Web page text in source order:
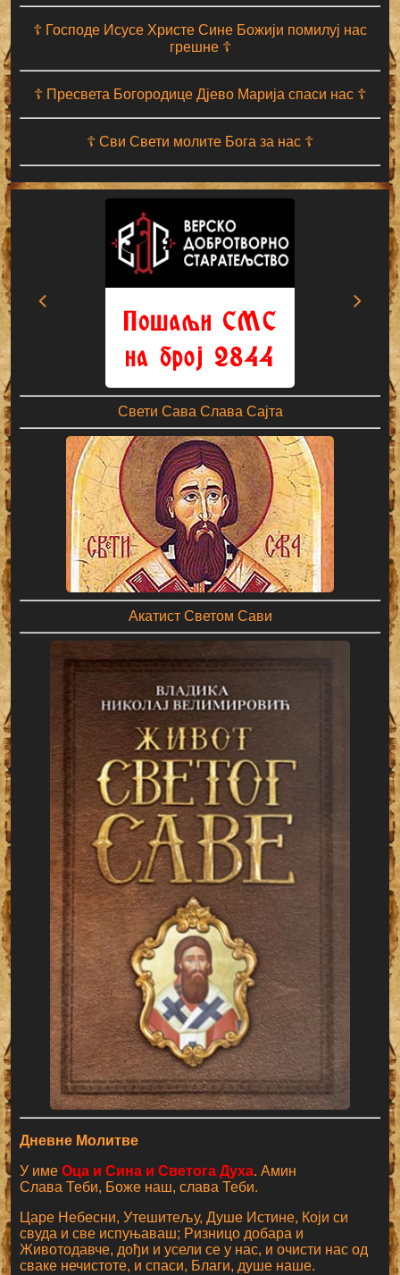
☦ Господе Исусе Христе Сине Божији помилуј нас
грешне ☦
☦ Пресвета Богородице Дјево Марија спаси нас ☦
☦ Сви Свети молите Бога за нас ☦
Свети Сава Слава Сајта
Акатист Светом Сави
Дневне Молитве
У имеОца и Сина и Светога Духа. Амин
Слава Теби, Боже наш, слава Теби.
Царе Небесни, Утешитељу, Душе Истине, Који си
свуда и све испуњаваш; Ризницо добара и
Животодавче, дођи и усели се у нас, и очисти нас од
сваке нечистоте, и спаси, Благи, душе наше.